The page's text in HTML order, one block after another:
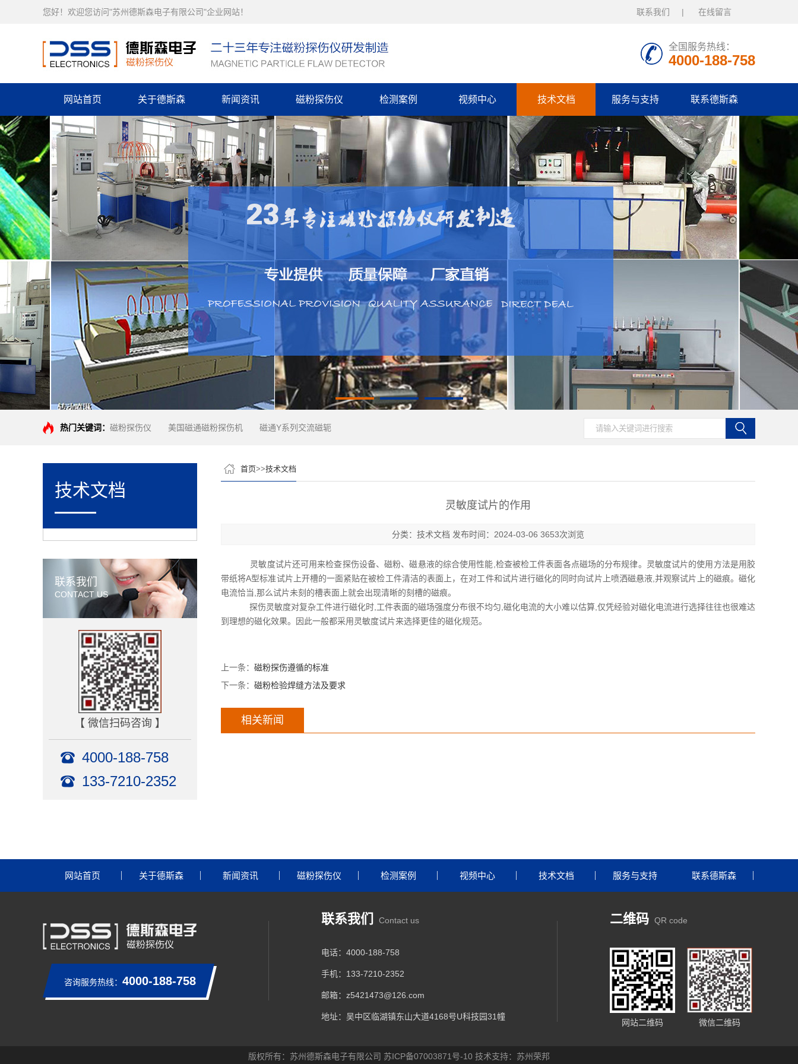
您好！欢迎您访问"苏州德斯森电子有限公司"企业网站！ 联系我们 在线留言
全国服务热线：
4000-188-758
网站首页 关于德斯森 新闻资讯 磁粉探伤仪 检测案例 视频中心 技术文档 服务与支持 联系德斯森
热门关键词： 磁粉探伤仪 美国磁通磁粉探伤机 磁通Y系列交流磁轭
技术文档
联系我们
CONTACT US
【 微信扫码咨询 】
4000-188-758
133-7210-2352
首页>>技术文档
灵敏度试片的作用
分类：技术文档 发布时间：2024-03-06 3653次浏览
灵敏度试片还可用来检查探伤设备、磁粉、磁悬液的综合使用性能,检查被检工件表面各点磁场的分布规律。灵敏度试片的使用方法是用胶
带纸将A型标准试片上开槽的一面紧贴在被检工件清洁的表面上，在对工件和试片进行磁化的同时向试片上喷洒磁悬液,并观察试片上的磁痕。磁化
电流恰当,那么试片未刻的槽表面上就会出现清晰的刻槽的磁痕。
探伤灵敏度对复杂工件进行磁化时,工件表面的磁场强度分布很不均匀,磁化电流的大小难以估算,仅凭经验对磁化电流进行选择往往也很难达
到理想的磁化效果。因此一般都采用灵敏度试片来选择更佳的磁化规范。
上一条： 磁粉探伤遵循的标准
下一条： 磁粉检验焊缝方法及要求
相关新闻
网站首页 关于德斯森 新闻资讯 磁粉探伤仪 检测案例 视频中心 技术文档 服务与支持 联系德斯森
咨询服务热线： 4000-188-758
联系我们 Contact us
电话：4000-188-758
手机：133-7210-2352
邮箱：z5421473@126.com
地址：吴中区临湖镇东山大道4168号U科技园31幢
二维码 QR code
网站二维码 微信二维码
版权所有：苏州德斯森电子有限公司 苏ICP备07003871号-10 技术支持： 苏州荣邦